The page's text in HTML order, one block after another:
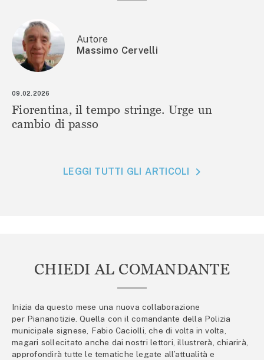
Autore
Massimo Cervelli
09.02.2026
Fiorentina, il tempo stringe. Urge un
cambio di passo
LEGGI TUTTI GLI ARTICOLI
CHIEDI AL COMANDANTE
Inizia da questo mese una nuova collaborazione
per Piananotizie. Quella con il comandante della Polizia
municipale signese, Fabio Caciolli, che di volta in volta,
magari sollecitato anche dai nostri lettori, illustrerà, chiarirà,
approfondirà tutte le tematiche legate all’attualità e